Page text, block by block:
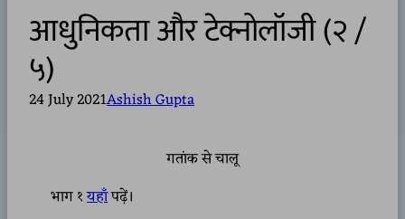
आधुनिकता और टेक्नोलॉजी (२ /
५)
24 July 2021Ashish Gupta
गतांक से चालू
भाग १यहाँपढ़ें।